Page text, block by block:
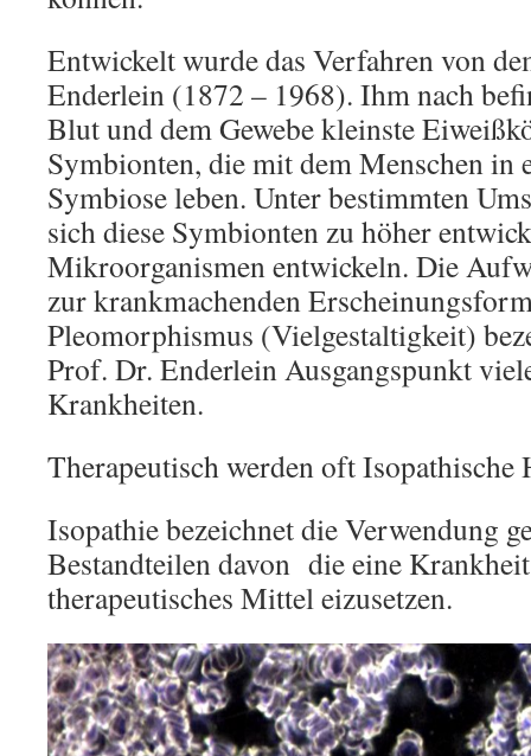
Entwickelt wurde das Verfahren von
Enderlein (1872 – 1968). Ihm nach
Blut und dem Gewebe kleinste
Symbionten, die mit dem Menschen in
Symbiose leben. Unter bestimmten
sich diese Symbionten zu höher
Mikroorganismen entwickeln. Die
zur krankmachenden
Pleomorphismus (Vielgestaltigkeit)
Prof. Dr. Enderlein Ausgangspunkt
Krankheiten.
Therapeutisch werden oft Isopathische
Isopathie bezeichnet die Verwendung
Bestandteilen davon die eine
therapeutisches Mittel eizusetzen.